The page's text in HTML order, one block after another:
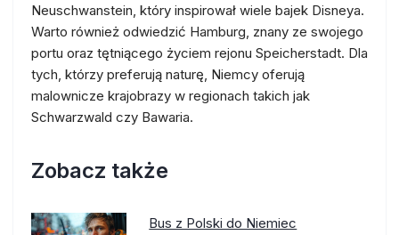
Neuschwanstein, który inspirował wiele bajek Disneya.
Warto również odwiedzić Hamburg, znany ze swojego
portu oraz tętniącego życiem rejonu Speicherstadt. Dla
tych, którzy preferują naturę, Niemcy oferują
malownicze krajobrazy w regionach takich jak
Schwarzwald czy Bawaria.
Zobacz także
Bus z Polski do Niemiec